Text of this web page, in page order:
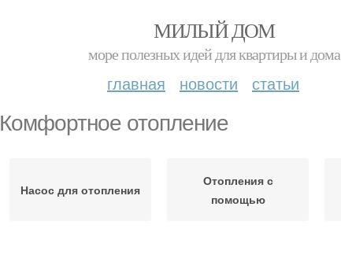
МИЛЫЙ ДОМ
море полезных идей для квартиры и дома
главная новости статьи
Комфортное отопление
Насос для отопления
Отопления с
помощью